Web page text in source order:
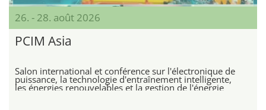
26. - 28. août 2026
PCIM Asia
Salon international et conférence sur l'électronique de
puissance, la technologie d'entraînement intelligente,
les énergies renouvelables et la gestion de l'énergie